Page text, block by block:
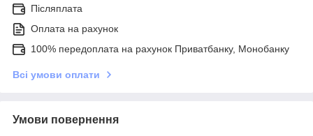
Післяплата
Оплата на рахунок
100% передоплата на рахунок Приватбанку, Монобанку
Всі умови оплати
Умови повернення